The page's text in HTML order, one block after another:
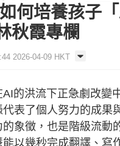
何培養孩子
秋霞專欄
2026-04-09 HKT
的洪流下正急劇改變
表了個人努力的成果
象徵，也是階級流動
以幾秒完成翻譯、寫